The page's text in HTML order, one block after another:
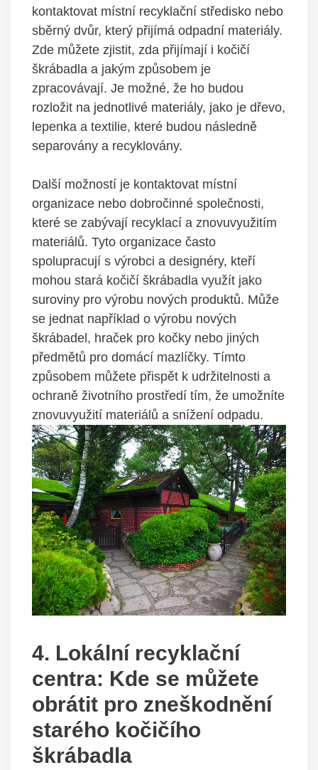
kontaktovat místní recyklační středisko nebo
sběrný dvůr, který přijímá odpadní materiály.
Zde můžete zjistit, zda přijímají i kočičí
škrábadla a jakým způsobem je
zpracovávají. Je možné, že ho budou
rozložit na jednotlivé materiály, jako je dřevo,
lepenka a textilie, které budou následně
separovány a recyklovány.
Další možností je kontaktovat místní
organizace nebo dobročinné společnosti,
které se zabývají recyklací a znovuvyužitím
materiálů. Tyto organizace často
spolupracují s výrobci a designéry, kteří
mohou stará kočičí škrábadla využít jako
suroviny pro výrobu nových produktů. Může
se jednat například o výrobu nových
škrábadel, hraček pro kočky nebo jiných
předmětů pro domácí mazlíčky. Tímto
způsobem můžete přispět k udržitelnosti a
ochraně životního prostředí tím, že umožníte
znovuvyužití materiálů a snížení odpadu.
4. Lokální recyklační
centra: Kde se můžete
obrátit pro zneškodnění
starého kočičího
škrábadla